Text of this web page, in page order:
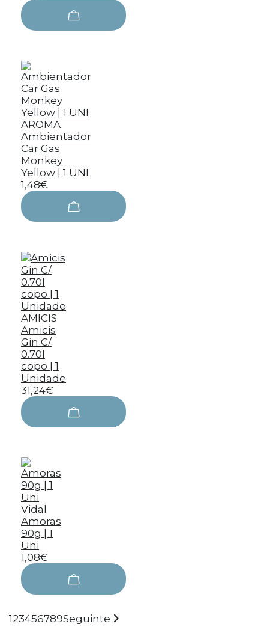
AROMA
Ambientador
Car Gas
Monkey
Yellow | 1 UNI
1,48€
AMICIS
Amicis
Gin C/
0.70l
copo | 1
Unidade
31,24€
Vidal
Amoras
90g | 1
Uni
1,08€
123456789Seguinte